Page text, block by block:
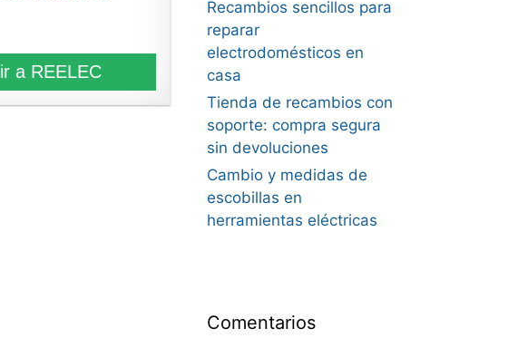
ir a REELEC
Recambios sencillos para
reparar
electrodomésticos en
casa
Tienda de recambios con
soporte: compra segura
sin devoluciones
Cambio y medidas de
escobillas en
herramientas eléctricas
Comentarios